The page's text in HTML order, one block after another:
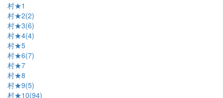
村★1
村★2(2)
村★3(6)
村★4(4)
村★5
村★6(7)
村★7
村★8
村★9(5)
村★10(94)